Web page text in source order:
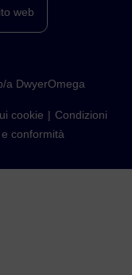
web
a DwyerOmega
cookie
Condizioni
conformità